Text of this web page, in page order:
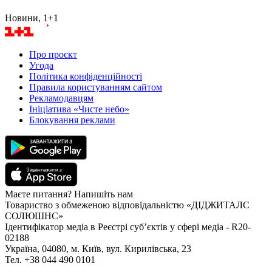
Новини, 1+1
Про проєкт
Угода
Політика конфіденційності
Правила користуванням сайтом
Рекламодавцям
Ініціатива «Чисте небо»
Блокування реклами
Маєте питання? Напишіть нам
Товариство з обмеженою відповідальністю «ДІДЖИТАЛС
СОЛЮШНС»
Ідентифікатор медіа в Реєстрі суб’єктів у сфері медіа - R20-
02188
Україна, 04080, м. Київ, вул. Кирилівська, 23
Тел. +38 044 490 0101